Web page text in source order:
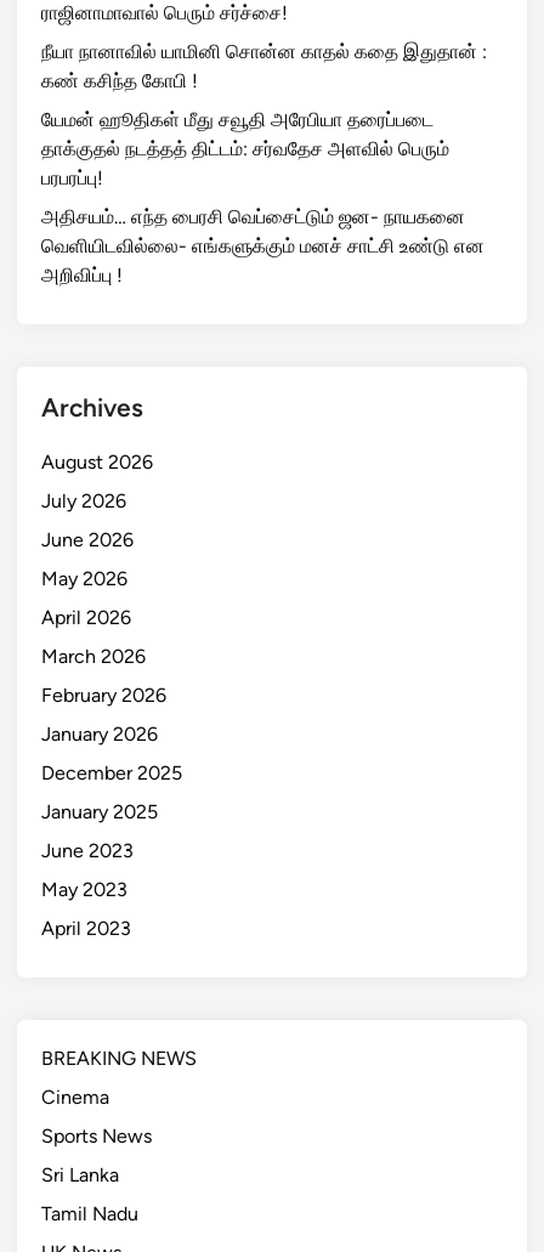
ராஜினாமாவால் பெரும் சர்ச்சை!
நீயா நானாவில் யாமினி சொன்ன காதல் கதை இதுதான் :
கண் கசிந்த கோபி !
யேமன் ஹூதிகள் மீது சவூதி அரேபியா தரைப்படை
தாக்குதல் நடத்தத் திட்டம்: சர்வதேச அளவில் பெரும்
பரபரப்பு!
அதிசயம்… எந்த பைரசி வெப்சைட்டும் ஜன- நாயகனை
வெளியிடவில்லை- எங்களுக்கும் மனச் சாட்சி உண்டு என
அறிவிப்பு !
Archives
August 2026
July 2026
June 2026
May 2026
April 2026
March 2026
February 2026
January 2026
December 2025
January 2025
June 2023
May 2023
April 2023
BREAKING NEWS
Cinema
Sports News
Sri Lanka
Tamil Nadu